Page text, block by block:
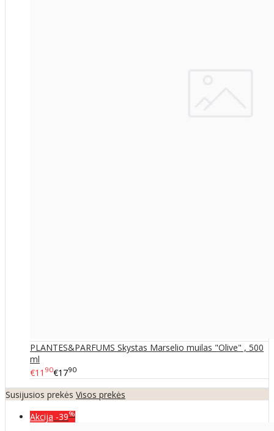
PLANTES&PARFUMS Skystas Marselio muilas "Olive" , 500
ml
€11 90€1790
Susijusios prekės Visos prekės
Akcija -39%